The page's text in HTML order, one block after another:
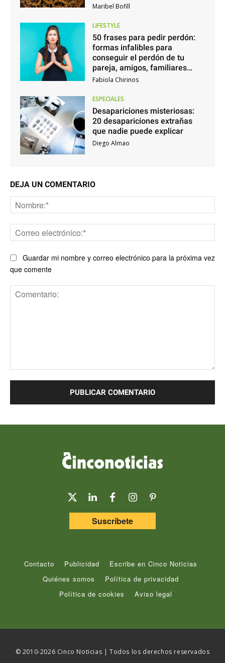
Maribel Bofill
LIFESTYLE
50 frases para pedir perdón:
formas infalibles para
conseguir el perdón de tu
pareja, amigos, familiares…
Fabiola Chirinos
ESPECIALES
Desapariciones misteriosas:
20 desapariciones extrañas
que nadie puede explicar
Diego Almao
DEJA UN COMENTARIO
Guardar mi nombre y correo electrónico para la próxima vez
que comente
Suscríbete
Contacto Publicidad
Escribe en Cinco Noticias
Quiénes somos
Política de privacidad
Política de cookies
Aviso legal
© 2010-2026 Cinco Noticias | Todos los derechos reservados